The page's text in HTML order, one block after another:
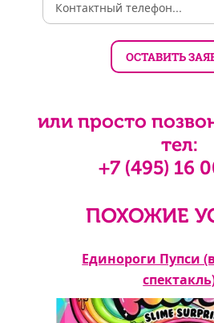
или просто
тел:
+7 (495) 16
ПОХОЖИЕ
Единороги Пупси